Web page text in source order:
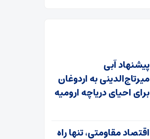
پیشنهاد آبی
میرتاج‌الدینی‌ به اردوغان
برای احیای دریاچه ارومیه
اقتصاد مقاومتی، تنها راه